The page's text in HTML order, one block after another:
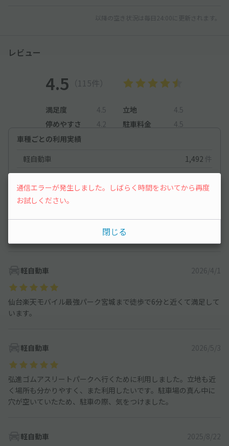
以降の空き状況は毎日24:00に更新されます。
レビュー
4.5 （115件）
満足度 4.5 立地
4.5
停めやすさ
4.2 駐車料金
4.5
車種ごとの利用実績
軽自動車
1,492 件
コンパクトカー
1,320件
軽自動車
数回利用しています。これからもお世話になります。
軽自動車 2026/4/1
仙台楽天モバイル最強パーク宮城まで徒歩で6分と近くて満足して
います。
軽自動車 2026/5/3
弘進ゴムアスリートパークへ行くために利用しました。立地も近
く場所も分かりやすく、また利用したいです。駐車場の真ん中に
穴が空いていたため、駐車の際、気をつけました。
軽自動車 2025/8/22
通信エラーが発生しました。しばらく時間をおいてから再度
お試しください。
閉じる